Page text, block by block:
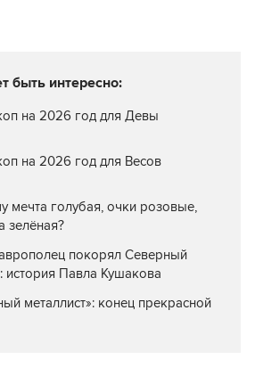
какие кафе
в Ставрополе
круглосуточно?
интересно:
на 2026 год для Девы